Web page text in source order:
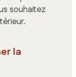
souhaitez
la